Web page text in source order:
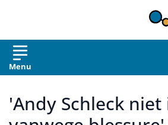
Menu
'Andy Schleck